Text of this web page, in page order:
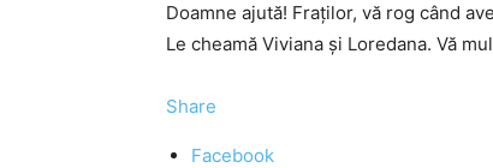
Doamne ajută! Fraţilor, vă rog când
Le cheamă Viviana şi Loredana. Vă
Share
Facebook